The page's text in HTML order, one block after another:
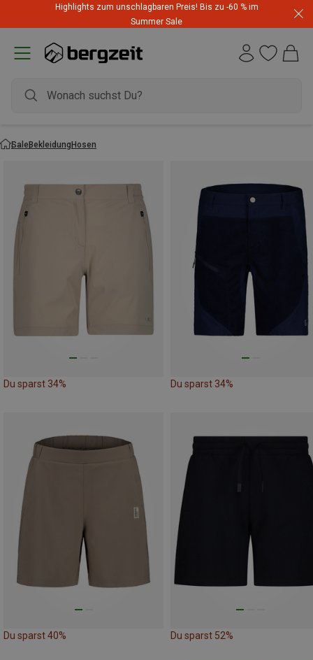
Highlights zum unschlagbaren Preis! Bis zu -60 % im
Summer Sale
SaleBekleidungHosen
Du sparst 34% Du sparst 34%
Du sparst 40% Du sparst 52%